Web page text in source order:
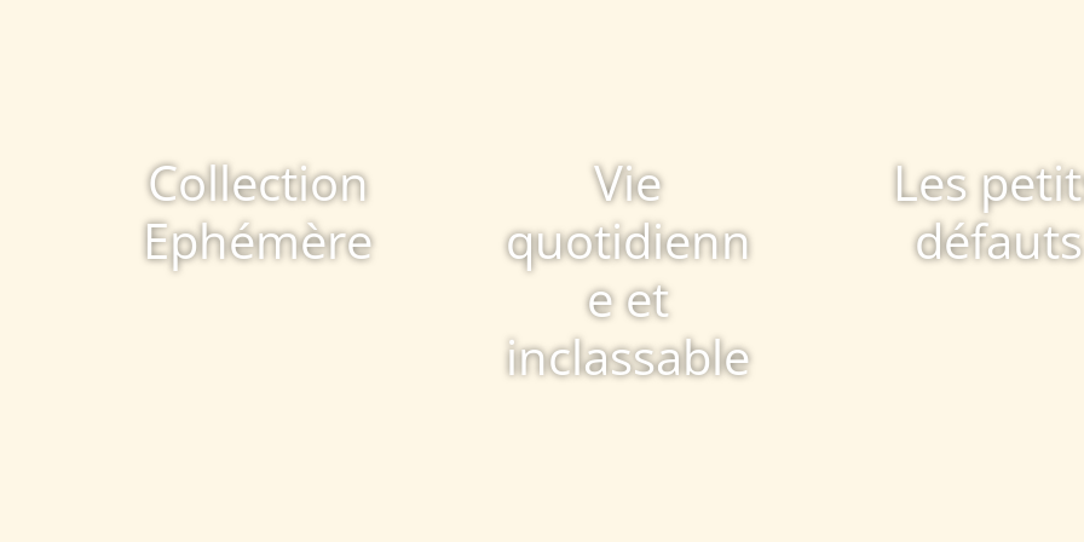
Collection
Ephémère
Vie
quotidienn
e et
inclassable
Les
défauts